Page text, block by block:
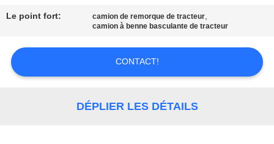
QUALITÉ
NOUS
CONTACTER
Le point fort: camion de remorque de tracteur,
camion à benne basculante de tracteur
CONTACT!
DÉPLIER LES DÉTAILS